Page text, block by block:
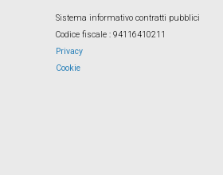
Sistema informativo contratti pubblici
Codice fiscale : 94116410211
Privacy
Cookie